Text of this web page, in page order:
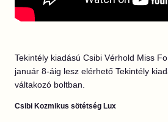
Tekintély kiadású Csibi Vérhold Miss
január 8-áig lesz elérhető Tekintély
váltakozó boltban.
Csibi Kozmikus sötétség Lux